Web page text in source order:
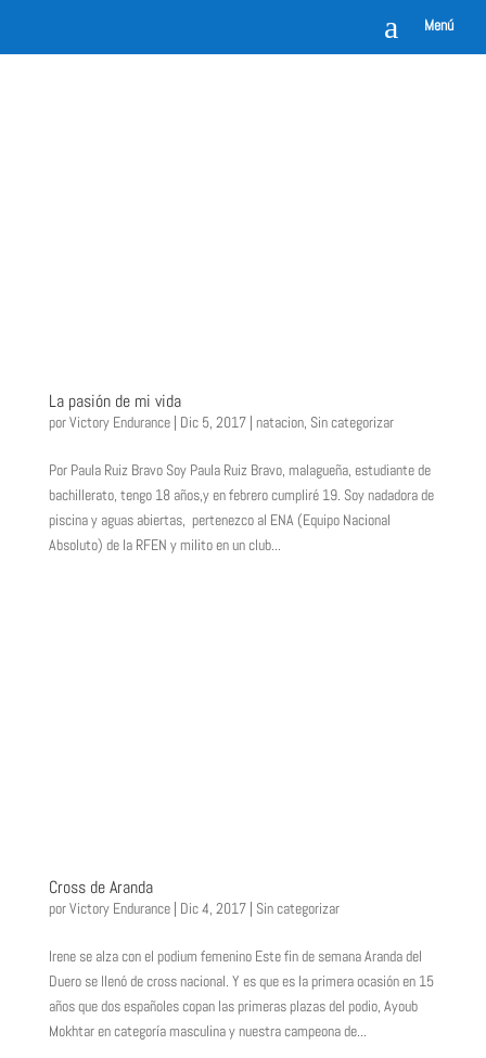
a Menú
La pasión de mi vida
porVictory Endurance| Dic 5, 2017| natacion, Sin categorizar
Por Paula Ruiz Bravo Soy Paula Ruiz Bravo, malagueña, estudiante de
bachillerato, tengo 18 años,y en febrero cumpliré 19. Soy nadadora de
piscina y aguas abiertas, pertenezco al ENA (Equipo Nacional
Absoluto) de la RFEN y milito en un club...
Cross de Aranda
porVictory Endurance| Dic 4, 2017| Sin categorizar
Irene se alza con el podium femenino Este fin de semana Aranda del
Duero se llenó de cross nacional. Y es que es la primera ocasión en 15
años que dos españoles copan las primeras plazas del podio, Ayoub
Mokhtar en categoría masculina y nuestra campeona de...